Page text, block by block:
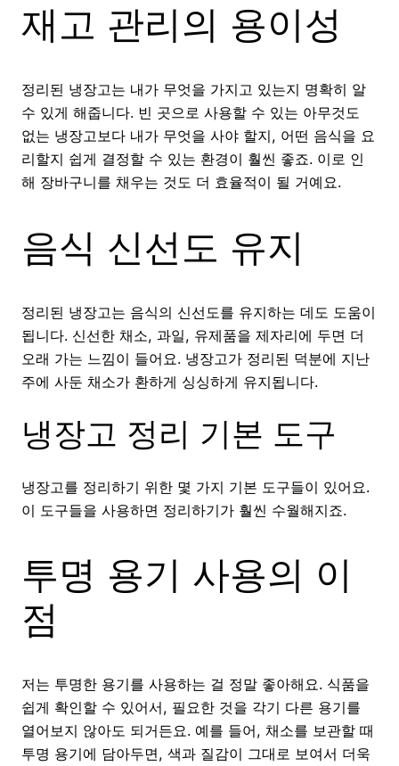
재고 관리의 용이성
정리된 냉장고는 내가 무엇을 가지고 있는지 명확히 알
수 있게 해줍니다. 빈 곳으로 사용할 수 있는 아무것도
없는 냉장고보다 내가 무엇을 사야 할지, 어떤 음식을 요
리할지 쉽게 결정할 수 있는 환경이 훨씬 좋죠. 이로 인
해 장바구니를 채우는 것도 더 효율적이 될 거예요.
음식 신선도 유지
정리된 냉장고는 음식의 신선도를 유지하는 데도 도움이
됩니다. 신선한 채소, 과일, 유제품을 제자리에 두면 더
오래 가는 느낌이 들어요. 냉장고가 정리된 덕분에 지난
주에 사둔 채소가 환하게 싱싱하게 유지됩니다.
냉장고 정리 기본 도구
냉장고를 정리하기 위한 몇 가지 기본 도구들이 있어요.
이 도구들을 사용하면 정리하기가 훨씬 수월해지죠.
투명 용기 사용의 이
점
저는 투명한 용기를 사용하는 걸 정말 좋아해요. 식품을
쉽게 확인할 수 있어서, 필요한 것을 각기 다른 용기를
열어보지 않아도 되거든요. 예를 들어, 채소를 보관할 때
투명 용기에 담아두면, 색과 질감이 그대로 보여서 더욱